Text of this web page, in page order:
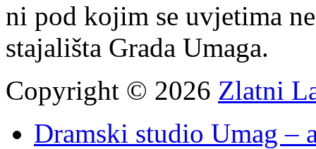
ni pod kojim se uvjetima
stajališta Grada Umaga.
Copyright © 2026 Zlatni
Dramski studio Umag –